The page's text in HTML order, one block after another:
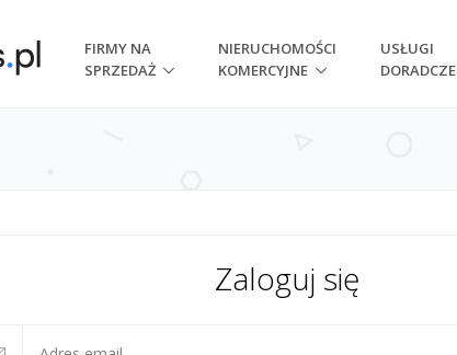
FIRMY NA
SPRZEDAŻ
NIERUCHOMOŚCI
KOMERCYJNE
USŁUGI
DORADCZE
Zaloguj się